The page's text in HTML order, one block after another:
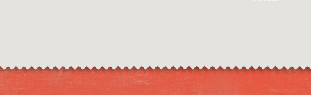
Η εικόνα ενδέχεται να υπόκειται σε πνευματικά δικαιώματα Όροι